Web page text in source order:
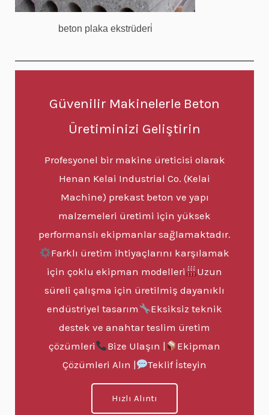
beton plaka ekstrüderi̇
Güvenilir Makinelerle Beton
Üretiminizi Geliştirin
Profesyonel bir makine üreticisi olarak
Henan Kelai Industrial Co. (Kelai
Machine) prekast beton ve yapı
malzemeleri üretimi için yüksek
performanslı ekipmanlar sağlamaktadır.
Farklı üretim ihtiyaçlarını karşılamak
için çoklu ekipman modelleri
Uzun
süreli çalışma için üretilmiş dayanıklı
endüstriyel tasarım
Eksiksiz teknik
destek ve anahtar teslim üretim
çözümleri
Bize Ulaşın |
Ekipman
Çözümleri Alın |
Teklif İsteyin
Hızlı Alıntı